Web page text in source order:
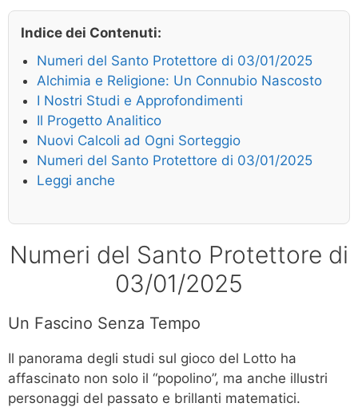
Indice dei Contenuti:
Numeri del Santo Protettore di 03/01/2025
Alchimia e Religione: Un Connubio Nascosto
I Nostri Studi e Approfondimenti
Il Progetto Analitico
Nuovi Calcoli ad Ogni Sorteggio
Numeri del Santo Protettore di 03/01/2025
Leggi anche
Numeri del Santo Protettore di
03/01/2025
Un Fascino Senza Tempo
Il panorama degli studi sul gioco del Lotto ha
affascinato non solo il “popolino”, ma anche illustri
personaggi del passato e brillanti matematici.